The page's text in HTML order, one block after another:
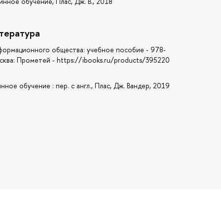
общества: учебное пособие - 978-
Прометей - https://ibooks.ru/products/395220
обучение : пер. с англ., Плас, Дж. Вандер, 2019